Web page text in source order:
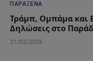
ΠΑΡΆΞΕΝΑ
Τράμπ, Ομπάμα και
Δηλώσεις στο
21/02/2026